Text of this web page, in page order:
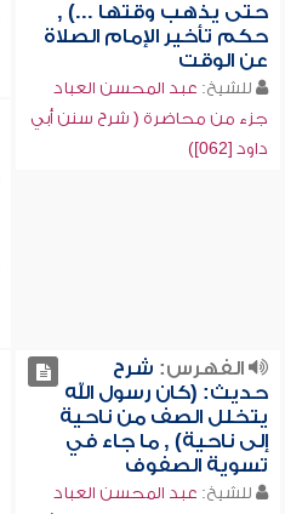
حتى يذهب وقتها ...) ,
حكم تأخير الإمام الصلاة
عن الوقت
للشيخ: عبد المحسن العباد
جزء من محاضرة ( شرح سنن أبي
داود [062])
الفهرس: شرح
حديث: (كان رسول الله
يتخلل الصف من ناحية
إلى ناحية) , ما جاء في
تسوية الصفوف
للشيخ: عبد المحسن العباد